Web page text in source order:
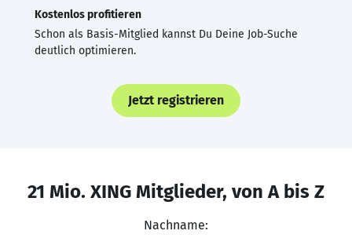
Kostenlos profitieren
Schon als Basis-Mitglied kannst Du Deine Job-Suche
deutlich optimieren.
Jetzt registrieren
21 Mio. XING Mitglieder, von A bis Z
Nachname: